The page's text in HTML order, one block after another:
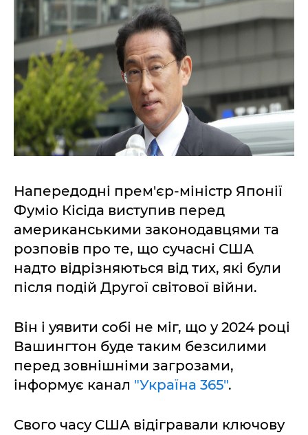
Напередодні прем'єр-міністр Японії
Фуміо Кісіда виступив перед
американськими законодавцями та
розповів про те, що сучасні США
надто відрізняються від тих, які були
після подій Другої світової війни.
Він і уявити собі не міг, що у 2024 році
Вашингтон буде таким безсилими
перед зовнішніми загрозами,
інформує канал "Україна 365".
Свого часу США відігравали ключову